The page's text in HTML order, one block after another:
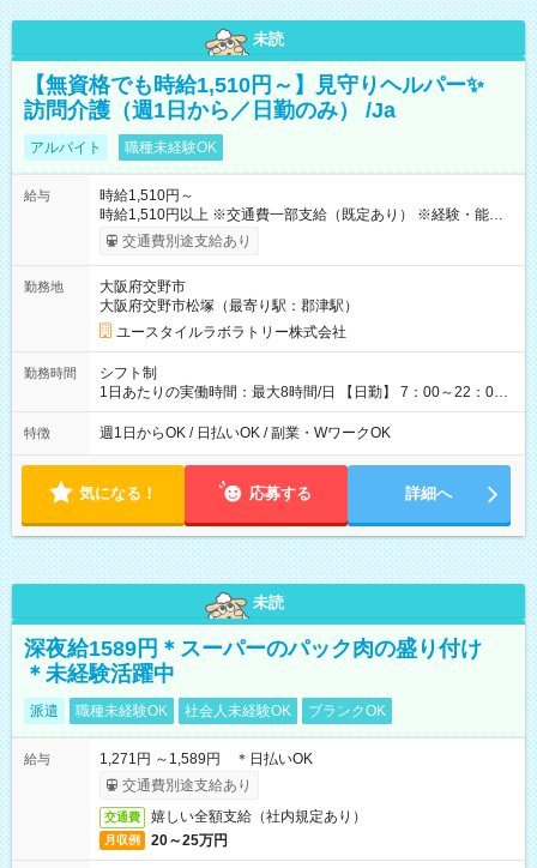
未読
【無資格でも時給1,510円～】見守りヘルパー✨
訪問介護（週1日から／日勤のみ） /Ja
アルバイト 職種未経験OK
給与
時給1,510円～
時給1,510円以上 ※交通費一部支給（既定あり） ※経験・能力を
考慮して決定します 【収入例】 週1回勤務の場合：1,510円×8時
間×4回=4万8,320円 週3回勤務の場合：1,510円×8時間×12回
1,600円 【試用期間】試用期間あり 試用期間の長さ：2ヶ月
※ 雇用形態と給与に、本採用時と異なる部分があります。 雇用
形態：本採用時と同じです。 給与：時給 1,180円以上
交通費別途支給あり
勤務地
大阪府交野市
大阪府交野市松塚（最寄り駅：郡津駅）
ユースタイルラボラトリー株式会社
勤務時間
シフト制
1日あたりの実働時間：最大8時間/日 【日勤】 7：00～22：00
の間で4～8時間勤務（休憩時間は法定通り） ※週1日～OK ／ 1
日4時間から勤務OK ／ 夜勤なし ＊＊ 勤務時間例 ＊＊ ■7時
変動 ※曜日固定（毎週同じ曜日勤務）
特徴 週1日からOK / 日払いOK / 副業・WワークOK
気になる！ 応募する 詳細へ
未読
深夜給1589円＊スーパーのパック肉の盛り付け
＊未経験活躍中
派遣 職種未経験OK 社会人未経験OK ブランクOK
給与
1,271円 ～1,589円 ＊日払いOK
交通費別途支給あり
交通費 嬉しい全額支給（社内規定あり）
月収例 20～25万円